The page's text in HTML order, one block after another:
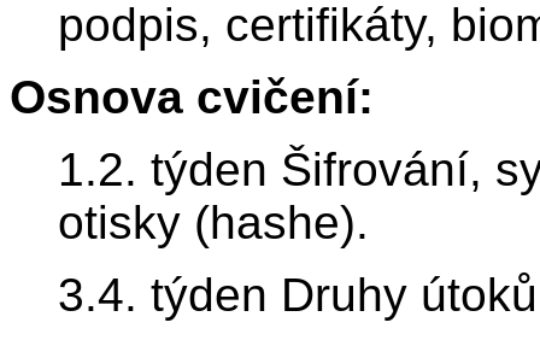
podpis, certifikáty,
Osnova cvičení:
1.2. týden Šifrování,
otisky (hashe).
3.4. týden Druhy